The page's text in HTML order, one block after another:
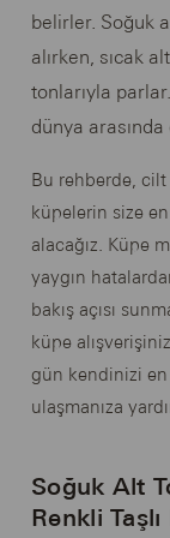
belirler. Soğuk
alırken, sıcak
tonlarıyla
dünya
Bu rehberde,
küpelerin size en
alacağız. Küpe
yaygın
bakış açısı
küpe
gün kendinizi
ulaşmanıza
Soğuk Alt
Renkli